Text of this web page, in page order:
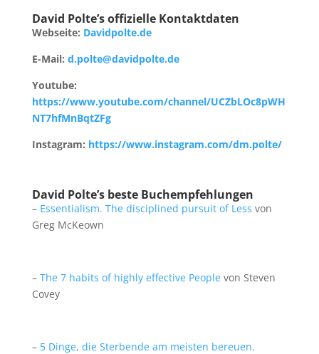
David Polte’s offizielle Kontaktdaten
Webseite: Davidpolte.de
E-Mail: d.polte@davidpolte.de
Youtube:
https://www.youtube.com/channel/UCZbLOc8pWH
NT7hfMnBqtZFg
Instagram: https://www.instagram.com/dm.polte/
David Polte’s beste Buchempfehlungen
– Essentialism. The disciplined pursuit of Less von
Greg McKeown
– The 7 habits of highly effective Peoplevon Steven
Covey
– 5 Dinge, die Sterbende am meisten bereuen.